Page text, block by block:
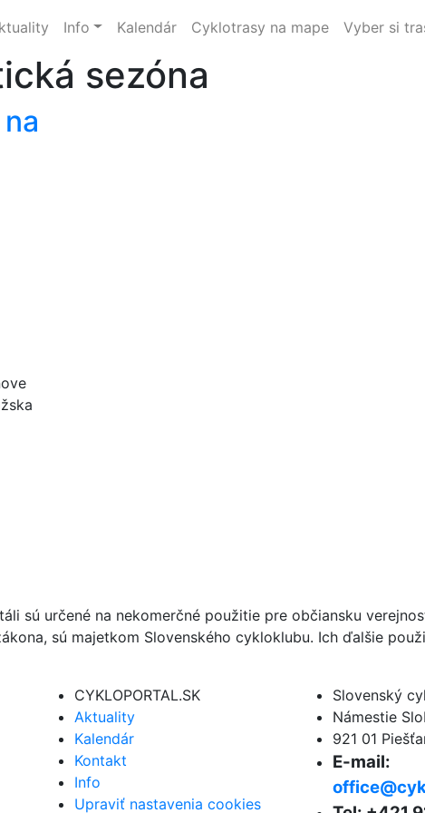
Info Kalendár Cyklotrasy na mape Vyber si
sezóna
sú určené na nekomerčné použitie pre občiansku
sú majetkom Slovenského cykloklubu. Ich ďalšie
CYKLOPORTAL.SK
Aktuality
Kalendár
Kontakt
Info
Upraviť nastavenia cookies
Slovenský
Námestie
921 01
E-mail: